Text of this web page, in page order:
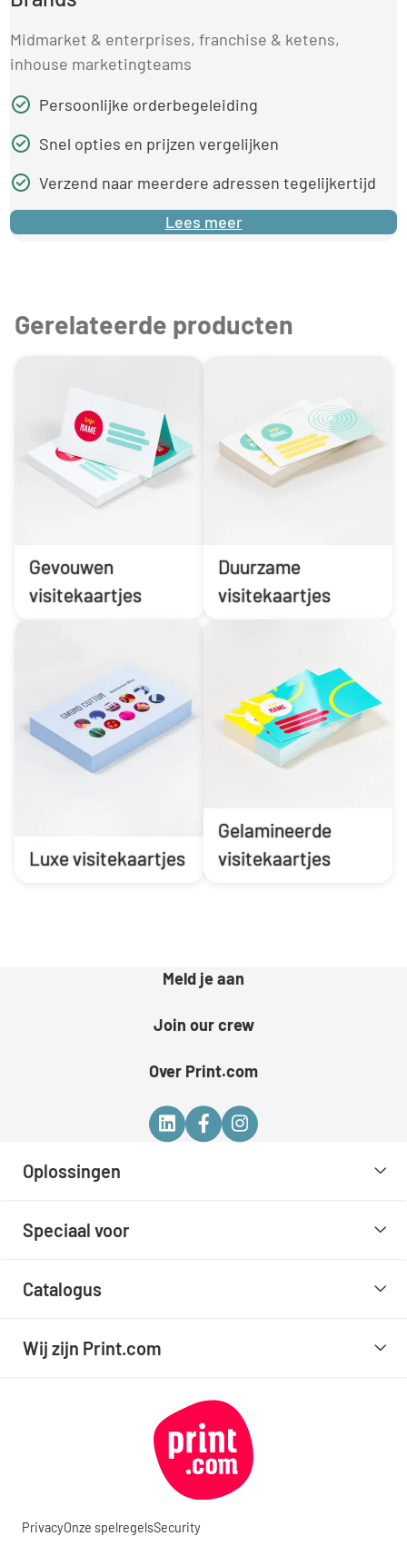
Midmarket & enterprises, franchise & ketens,
inhouse marketingteams
Persoonlijke orderbegeleiding
Snel opties en prijzen vergelijken
Verzend naar meerdere adressen tegelijkertijd
Lees meer
Gerelateerde producten
Gevouwen
visitekaartjes
Duurzame
visitekaartjes
Luxe visitekaartjes
Gelamineerde
visitekaartjes
Meld je aan
Join our crew
Over Print.com
Oplossingen
Speciaal voor
Catalogus
Wij zijn Print.com
PrivacyOnze spelregelsSecurity